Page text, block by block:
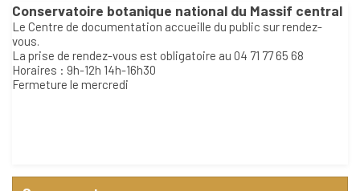
Conservatoire botanique national du Massif central
Le Centre de documentation accueille du public sur rendez-
vous.
La prise de rendez-vous est obligatoire au 04 71 77 65 68
Horaires : 9h-12h 14h-16h30
Fermeture le mercredi